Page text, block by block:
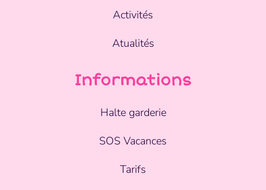
Activités
Atualités
Informations
Halte garderie
SOS Vacances
Tarifs